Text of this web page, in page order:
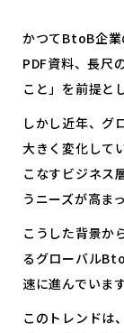
かつてBtoB企業
PDF資料、長尺
こと」を前提と
しかし近年、グ
大きく変化して
こなすビジネス
うニーズが高ま
こうした背景か
るグローバル
速に進んでいます
このトレンドは